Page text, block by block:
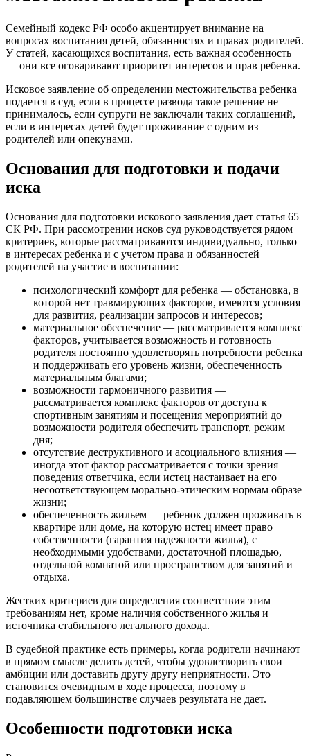
Семейный кодекс РФ особо акцентирует внимание на
вопросах воспитания детей, обязанностях и правах родителей.
У статей, касающихся воспитания, есть важная особенность
— они все оговаривают приоритет интересов и прав ребенка.
Исковое заявление об определении местожительства ребенка
подается в суд, если в процессе развода такое решение не
принималось, если супруги не заключали таких соглашений,
если в интересах детей будет проживание с одним из
родителей или опекунами.
Основания для подготовки и подачи
иска
Основания для подготовки искового заявления дает статья 65
СК РФ. При рассмотрении исков суд руководствуется рядом
критериев, которые рассматриваются индивидуально, только
в интересах ребенка и с учетом права и обязанностей
родителей на участие в воспитании:
психологический комфорт для ребенка — обстановка, в
которой нет травмирующих факторов, имеются условия
для развития, реализации запросов и интересов;
материальное обеспечение — рассматривается комплекс
факторов, учитывается возможность и готовность
родителя постоянно удовлетворять потребности ребенка
и поддерживать его уровень жизни, обеспеченность
материальным благами;
возможности гармоничного развития —
рассматривается комплекс факторов от доступа к
спортивным занятиям и посещения мероприятий до
возможности родителя обеспечить транспорт, режим
дня;
отсутствие деструктивного и асоциального влияния —
иногда этот фактор рассматривается с точки зрения
поведения ответчика, если истец настаивает на его
несоответствующем морально-этическим нормам образе
жизни;
обеспеченность жильем — ребенок должен проживать в
квартире или доме, на которую истец имеет право
собственности (гарантия надежности жилья), с
необходимыми удобствами, достаточной площадью,
отдельной комнатой или пространством для занятий и
отдыха.
Жестких критериев для определения соответствия этим
требованиям нет, кроме наличия собственного жилья и
источника стабильного легального дохода.
В судебной практике есть примеры, когда родители начинают
в прямом смысле делить детей, чтобы удовлетворить свои
амбиции или доставить другу другу неприятности. Это
становится очевидным в ходе процесса, поэтому в
подавляющем большинстве случаев результата не дает.
Особенности подготовки иска